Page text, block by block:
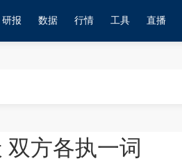
研报 数据 行情 工具 直播
方各执一词